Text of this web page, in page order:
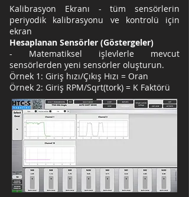
Kalibrasyon Ekranı - tüm sensörlerin
periyodik kalibrasyonu ve kontrolü için
ekran
Hesaplanan Sensörler (Göstergeler)
- Matematiksel işlevlerle mevcut
sensörlerden yeni sensörler oluşturun.
Örnek 1: Giriş hızı/Çıkış Hızı = Oran
Örnek 2: Giriş RPM/Sqrt(tork) = K Faktörü